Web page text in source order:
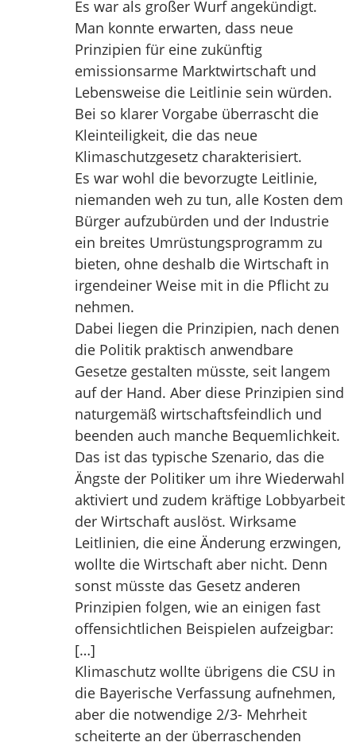
Es war als großer Wurf angekündigt.
Man konnte erwarten, dass neue
Prinzipien für eine zukünftig
emissionsarme Marktwirtschaft und
Lebensweise die Leitlinie sein würden.
Bei so klarer Vorgabe überrascht die
Kleinteiligkeit, die das neue
Klimaschutzgesetz charakterisiert.
Es war wohl die bevorzugte Leitlinie,
niemanden weh zu tun, alle Kosten dem
Bürger aufzubürden und der Industrie
ein breites Umrüstungsprogramm zu
bieten, ohne deshalb die Wirtschaft in
irgendeiner Weise mit in die Pflicht zu
nehmen.
Dabei liegen die Prinzipien, nach denen
die Politik praktisch anwendbare
Gesetze gestalten müsste, seit langem
auf der Hand. Aber diese Prinzipien sind
naturgemäß wirtschaftsfeindlich und
beenden auch manche Bequemlichkeit.
Das ist das typische Szenario, das die
Ängste der Politiker um ihre Wiederwahl
aktiviert und zudem kräftige Lobbyarbeit
der Wirtschaft auslöst. Wirksame
Leitlinien, die eine Änderung erzwingen,
wollte die Wirtschaft aber nicht. Denn
sonst müsste das Gesetz anderen
Prinzipien folgen, wie an einigen fast
offensichtlichen Beispielen aufzeigbar:
[…]
Klimaschutz wollte übrigens die CSU in
die Bayerische Verfassung aufnehmen,
aber die notwendige 2/3- Mehrheit
scheiterte an der überraschenden